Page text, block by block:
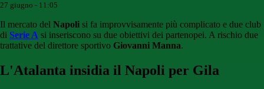
27 giugno - 11:05
Il mercato del Napoli si fa improvvisamente più complicato e due club
di Serie A si inseriscono su due obiettivi dei partenopei. A rischio due
trattative del direttore sportivo Giovanni Manna.
L'Atalanta insidia il Napoli per Gila